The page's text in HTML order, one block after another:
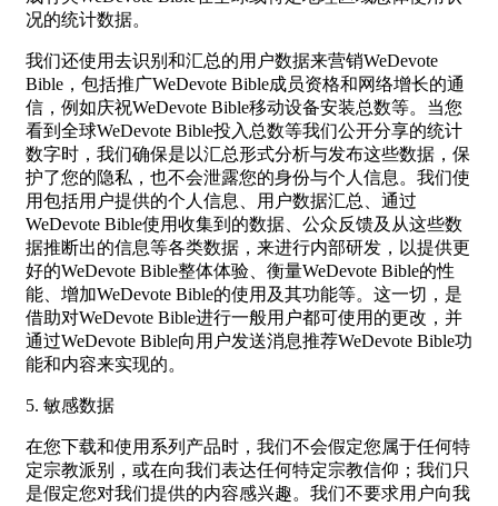
况的统计数据。
我们还使用去识别和汇总的用户数据来营销WeDevote
Bible，包括推广WeDevote Bible成员资格和网络增长的通
信，例如庆祝WeDevote Bible移动设备安装总数等。当您
看到全球WeDevote Bible投入总数等我们公开分享的统计
数字时，我们确保是以汇总形式分析与发布这些数据，保
护了您的隐私，也不会泄露您的身份与个人信息。我们使
用包括用户提供的个人信息、用户数据汇总、通过
WeDevote Bible使用收集到的数据、公众反馈及从这些数
据推断出的信息等各类数据，来进行内部研发，以提供更
好的WeDevote Bible整体体验、衡量WeDevote Bible的性
能、增加WeDevote Bible的使用及其功能等。这一切，是
借助对WeDevote Bible进行一般用户都可使用的更改，并
通过WeDevote Bible向用户发送消息推荐WeDevote Bible功
能和内容来实现的。
5. 敏感数据
在您下载和使用系列产品时，我们不会假定您属于任何特
定宗教派别，或在向我们表达任何特定宗教信仰；我们只
是假定您对我们提供的内容感兴趣。我们不要求用户向我